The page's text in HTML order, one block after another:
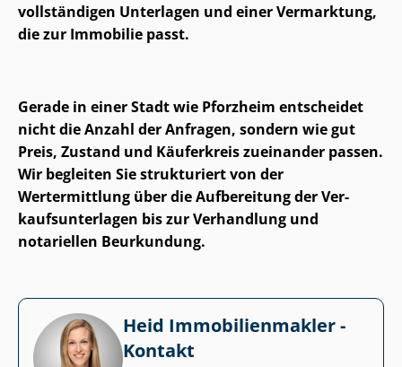
vollständigen Unterlagen und einer Vermarktung,
die zur Immobilie passt.
Gerade in einer Stadt wie Pforzheim entscheidet
nicht die Anzahl der Anfragen, sondern wie gut
Preis, Zustand und Käuferkreis zueinander passen.
Wir begleiten Sie strukturiert von der
Wertermittlung über die Aufbereitung der Ver­
kaufs­un­ter­la­gen bis zur Verhandlung und
notariellen Beurkundung.
Heid Im­mo­bi­li­en­mak­ler -
Kontakt